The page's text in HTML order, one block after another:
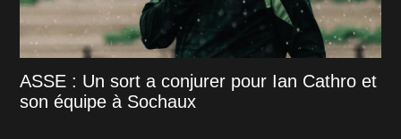
ASSE : Un sort a conjurer pour Ian Cathro et
son équipe à Sochaux